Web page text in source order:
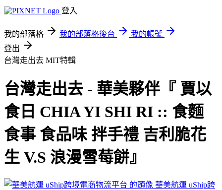
登入
我的部落格 我的部落格後台
我的帳號
登出
台灣走出去 MIT特輯
台灣走出去 - 華美夥伴『 賈以
食日 CHIA YI SHI RI :: 食麵
食事 食品味 拌手禮 吉利脆花
生 V.S 浪漫雪莓餅』
華美航運 uShip跨